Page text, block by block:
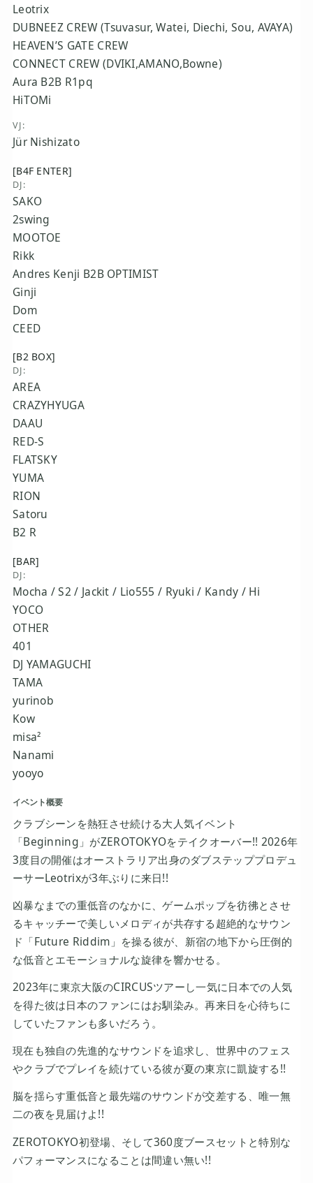
Leotrix
DUBNEEZ CREW (Tsuvasur, Watei, Diechi, Sou, AVAYA)
HEAVEN’S GATE CREW
CONNECT CREW (DVIKI,AMANO,Bowne)
Aura B2B R1pq
HiTOMi
VJ:
Jür Nishizato
[B4F ENTER]
DJ:
SAKO
2swing
MOOTOE
Rikk
Andres Kenji B2B OPTIMIST
Ginji
Dom
CEED
[B2 BOX]
DJ:
AREA
CRAZYHYUGA
DAAU
RED-S
FLATSKY
YUMA
RION
Satoru
B2 R
[BAR]
DJ:
Mocha / S2 / Jackit / Lio555 / Ryuki / Kandy / Hi
YOCO
OTHER
401
DJ YAMAGUCHI
TAMA
yurinob
Kow
misa²
Nanami
yooyo
イベント概要
クラブシーンを熱狂させ続ける大人気イベント
「Beginning」がZEROTOKYOをテイクオーバー!! 2026年
3度目の開催はオーストラリア出身のダブステッププロデュ
ーサーLeotrixが3年ぶりに来日!!
凶暴なまでの重低音のなかに、ゲームポップを彷彿とさせ
るキャッチーで美しいメロディが共存する超絶的なサウン
ド「Future Riddim」を操る彼が、新宿の地下から圧倒的
な低音とエモーショナルな旋律を響かせる。
2023年に東京大阪のCIRCUSツアーし一気に日本での人気
を得た彼は日本のファンにはお馴染み。再来日を心待ちに
していたファンも多いだろう。
現在も独自の先進的なサウンドを追求し、世界中のフェス
やクラブでプレイを続けている彼が夏の東京に凱旋する!!
脳を揺らす重低音と最先端のサウンドが交差する、唯一無
二の夜を見届けよ!!
ZEROTOKYO初登場、そして360度ブースセットと特別な
パフォーマンスになることは間違い無い!!